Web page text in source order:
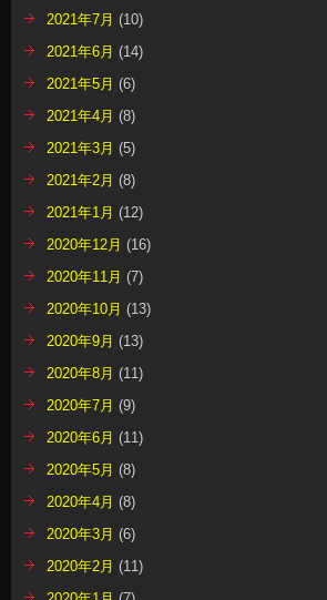
2021年7月 (10)
2021年6月 (14)
2021年5月 (6)
2021年4月 (8)
2021年3月 (5)
2021年2月 (8)
2021年1月 (12)
2020年12月 (16)
2020年11月 (7)
2020年10月 (13)
2020年9月 (13)
2020年8月 (11)
2020年7月 (9)
2020年6月 (11)
2020年5月 (8)
2020年4月 (8)
2020年3月 (6)
2020年2月 (11)